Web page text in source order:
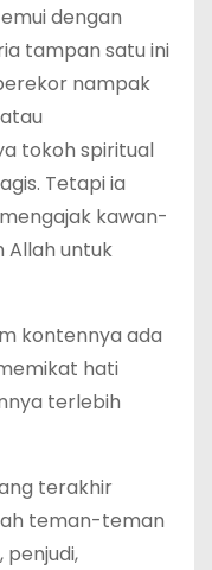
dengan
tampan satu ini
nampak
tokoh spiritual
Tetapi ia
kawan-
Allah untuk
kontennya ada
hati
terlebih
terakhir
teman-teman